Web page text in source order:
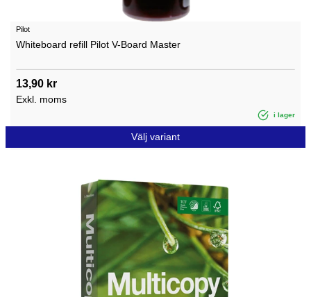
Pilot
Whiteboard refill Pilot V-Board Master
13,90 kr
Exkl. moms
i lager
Välj variant